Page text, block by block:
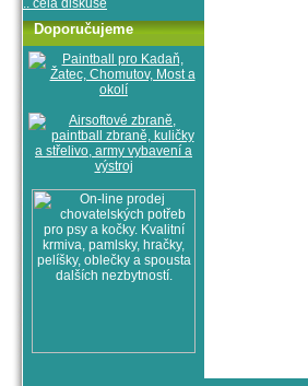
.. celá diskuse
Doporučujeme